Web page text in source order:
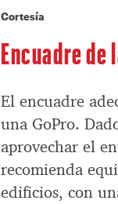
Cortesía
Encuadre de
El encuadre
una GoPro.
aprovechar el
recomienda
edificios, con